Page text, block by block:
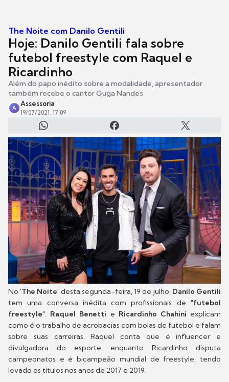
The Noite com Danilo Gentili
Hoje: Danilo Gentili fala sobre
futebol freestyle com Raquel e
Ricardinho
Além do papo inédito sobre a modalidade, apresentador
também recebe o cantor Guga Nandes
A
Assessoria
19/07/2021, 17:09
No 'The Noite' desta segunda-feira, 19 de julho,Danilo Gentili
tem uma conversa inédita com profissionais de "futebol
freestyle". Raquel Benetti e Ricardinho Chahini explicam
como é o trabalho de acrobacias com bolas de futebol e falam
sobre suas carreiras. Raquel conta que é influencer e
divulgadora do esporte, enquanto Ricardinho disputa
campeonatos e é bicampeão mundial de freestyle, tendo
levado os títulos nos anos de 2017 e 2019.